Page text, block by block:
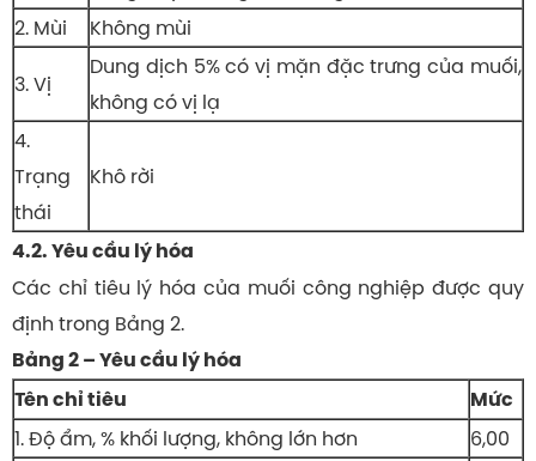
2. Mùi
Không mùi
3. Vị
Dung dịch 5% có vị mặn đặc trưng của muối,
không có vị lạ
4.
Trạng
thái
Khô rời
4.2. Yêu cầu lý hóa
Các chỉ tiêu lý hóa của muối công nghiệp được quy
định trong Bảng 2.
Bảng 2 – Yêu cầu lý hóa
Tên chỉ tiêu
Mức
1. Độ ẩm, % khối lượng, không lớn hơn
6,00